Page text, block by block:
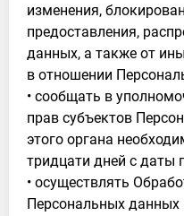
изменения,
предоставления,
данных, а также от
в отношении
• сообщать в
прав субъектов
этого органа
тридцати дней с даты
• осуществлять
Персональных данных